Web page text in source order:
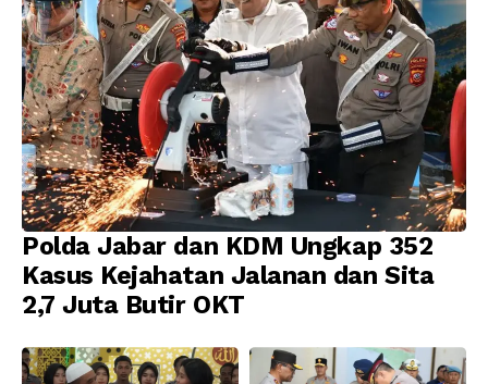
Polda Jabar dan KDM Ungkap 352
Kasus Kejahatan Jalanan dan Sita
2,7 Juta Butir OKT